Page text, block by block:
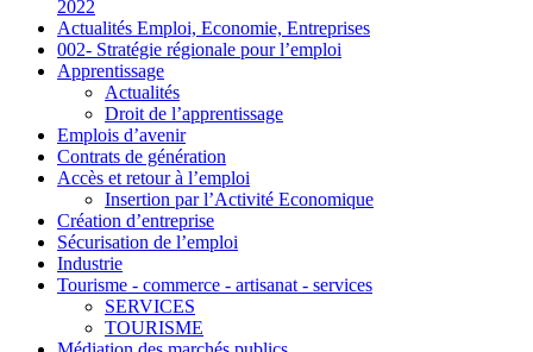
2022
Actualités Emploi, Economie, Entreprises
002- Stratégie régionale pour l’emploi
Apprentissage
Actualités
Droit de l’apprentissage
Emplois d’avenir
Contrats de génération
Accès et retour à l’emploi
Insertion par l’Activité Economique
Création d’entreprise
Sécurisation de l’emploi
Industrie
Tourisme - commerce - artisanat - services
SERVICES
TOURISME